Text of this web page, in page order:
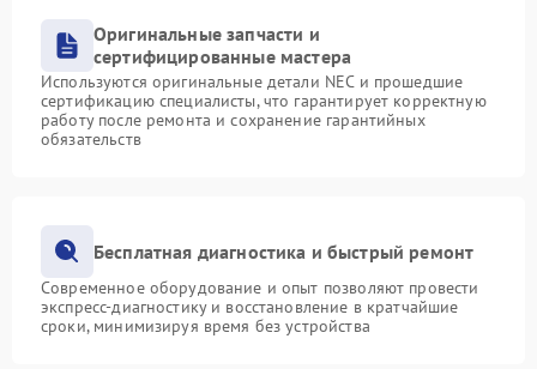
Оригинальные запчасти и
сертифицированные мастера
Используются оригинальные детали NEC и прошедшие
сертификацию специалисты, что гарантирует корректную
работу после ремонта и сохранение гарантийных
обязательств
Бесплатная диагностика и быстрый ремонт
Современное оборудование и опыт позволяют провести
экспресс-диагностику и восстановление в кратчайшие
сроки, минимизируя время без устройства